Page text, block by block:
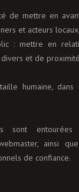
de mettre en
et acteurs
: mettre en
divers et de
humaine, dans
sont
ainsi
de confiance.